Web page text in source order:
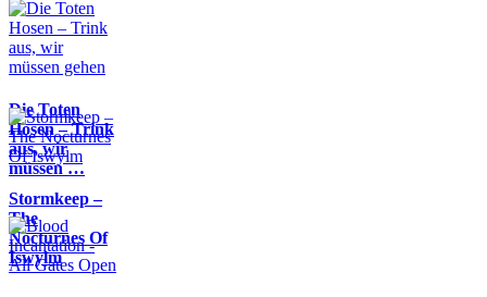
Die Toten
Hosen – Trink
aus, wir
müssen …
Stormkeep –
The
Nocturnes Of
Iswylm